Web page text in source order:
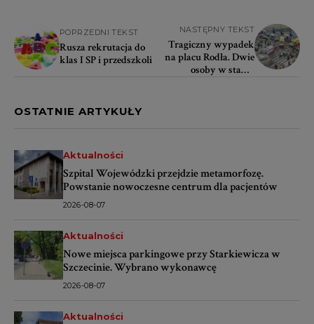
POPRZEDNI TEKST
Rusza rekrutacja do
klas I SP i przedszkoli
NASTĘPNY TEKST
Tragiczny wypadek
na placu Rodła. Dwie
osoby w stanie
OSTATNIE ARTYKUŁY
Aktualności
Szpital Wojewódzki przejdzie metamorfozę.
Powstanie nowoczesne centrum dla pacjentów
2026-08-07
Aktualności
Nowe miejsca parkingowe przy Starkiewicza w
Szczecinie. Wybrano wykonawcę
2026-08-07
Aktualności